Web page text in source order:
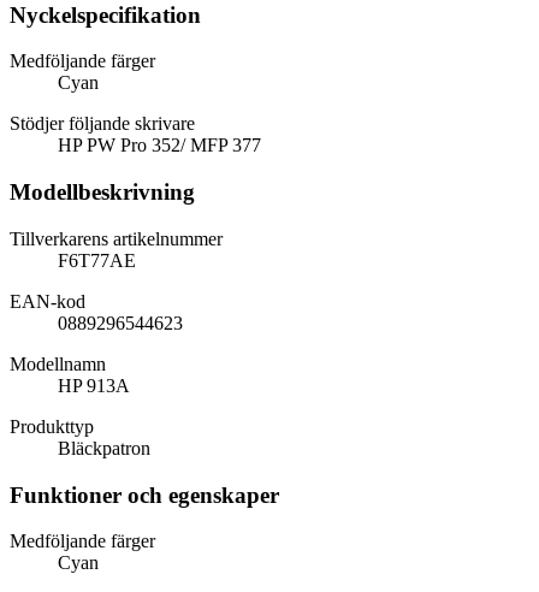
Nyckelspecifikation
Medföljande färger
Cyan
Stödjer följande skrivare
HP PW Pro 352/ MFP 377
Modellbeskrivning
Tillverkarens artikelnummer
F6T77AE
EAN-kod
0889296544623
Modellnamn
HP 913A
Produkttyp
Bläckpatron
Funktioner och egenskaper
Medföljande färger
Cyan